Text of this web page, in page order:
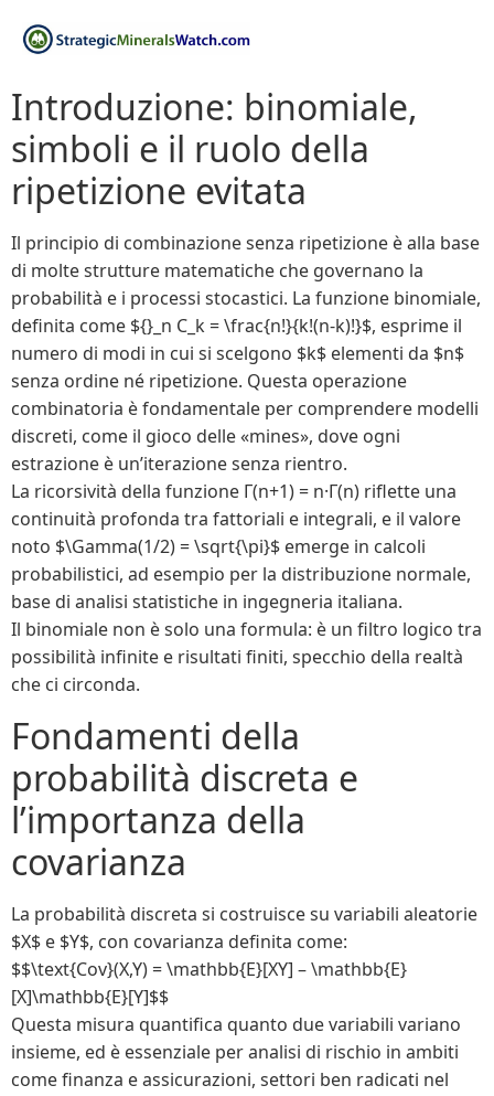
Introduzione: binomiale,
simboli e il ruolo della
ripetizione evitata
Il principio di combinazione senza ripetizione è alla base
di molte strutture matematiche che governano la
probabilità e i processi stocastici. La funzione binomiale,
definita come ${}_n C_k = \frac{n!}{k!(n-k)!}$, esprime il
numero di modi in cui si scelgono $k$ elementi da $n$
senza ordine né ripetizione. Questa operazione
combinatoria è fondamentale per comprendere modelli
discreti, come il gioco delle «mines», dove ogni
estrazione è un’iterazione senza rientro.
La ricorsività della funzione Γ(n+1) = n·Γ(n) riflette una
continuità profonda tra fattoriali e integrali, e il valore
noto $\Gamma(1/2) = \sqrt{\pi}$ emerge in calcoli
probabilistici, ad esempio per la distribuzione normale,
base di analisi statistiche in ingegneria italiana.
Il binomiale non è solo una formula: è un filtro logico tra
possibilità infinite e risultati finiti, specchio della realtà
che ci circonda.
Fondamenti della
probabilità discreta e
l’importanza della
covarianza
La probabilità discreta si costruisce su variabili aleatorie
$X$ e $Y$, con covarianza definita come:
$$\text{Cov}(X,Y) = \mathbb{E}[XY] – \mathbb{E}
[X]\mathbb{E}[Y]$$
Questa misura quantifica quanto due variabili variano
insieme, ed è essenziale per analisi di rischio in ambiti
come finanza e assicurazioni, settori ben radicati nel